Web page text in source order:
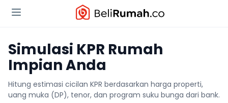
Simulasi KPR Rumah
Impian Anda
Hitung estimasi cicilan KPR berdasarkan harga properti,
uang muka (DP), tenor, dan program suku bunga dari bank.